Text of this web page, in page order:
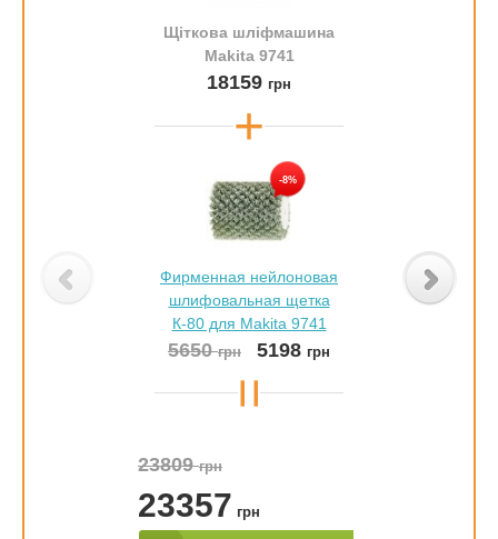
Щіткова шліфмашина
Makita 9741
18159 грн
-8%
Фирменная нейлоновая
шлифовальная щетка
К-80 для Makita 9741
5650грн 5198 грн
23809грн
23357 грн